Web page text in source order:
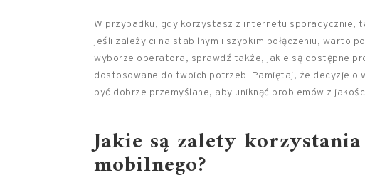
W przypadku, gdy korzystasz z internetu sporadycznie,
jeśli zależy ci na stabilnym i szybkim połączeniu, warto
wyborze operatora, sprawdź także, jakie są dostępne
dostosowane do twoich potrzeb. Pamiętaj, że decyzje
być dobrze przemyślane, aby uniknąć problemów z
Jakie są zalety
mobilnego?